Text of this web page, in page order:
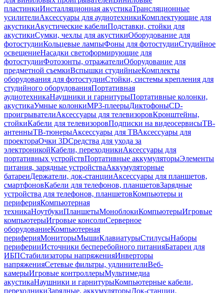
пластинкиИнсталляционная акустикаТрансляционные
усилителиАксессуары для аудиотехникиКомплектующие для
акустикиАкустические кабелиПодставки, стойки для
акустикиСумки, чехлы для акустикиОборудование для
фотостудииКольцевые лампыФоны для фотостудииСтудийное
освещениеНасадки светоформирующие для
фотостудииФотозонты, отражателиОборудование для
предметной съемкиВспышки студийныеКомплекты
оборудования для фотостудииСтойки, системы крепления для
студийного оборудованияПортативная
аудиотехникаНаушники и гарнитурыПортативные колонки,
акустикаУмные колонкиMP3-плеерыДиктофоныCD-
проигрывателиАксессуары для телевизоровКронштейны,
стойкиКабели для телевизоровПодписки на видеосервисыТВ-
антенныТВ-тюнерыАксессуары для ТВАксессуары для
проектораОчки 3DСредства для ухода за
электроникойКабели, переходникиАксессуары для
портативных устройствПортативные аккумуляторыЭлементы
питания, зарядные устройстваАккумуляторные
батареиДержатели, док-станцииАксессуары для планшетов,
смартфоновКабели для телефонов, планшетовЗарядные
устройства для телефонов, планшетовКомпьютеры и
периферияКомпьютерная
техникаНоутбукиПланшетыМоноблокиКомпьютерыИгровые
компьютерыИгровые консолиСерверное
оборудованиеКомпьютерная
периферияМониторыМышиКлавиатурыСтилусыНаборы
периферииИсточники бесперебойного питанияБатареи для
ИБПСтабилизаторы напряженияИнверторы
напряженияСетевые фильтры, удлинителиВеб-
камерыИгровые контроллерыМультимедиа
акустикаНаушники и гарнитурыКомпьютерные кабели,
переходникиЗарядные, аккумуляторыДок-станции,